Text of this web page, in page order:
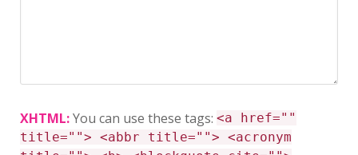
XHTML:You can use these tags: <a href=""
title=""> <abbr title=""> <acronym